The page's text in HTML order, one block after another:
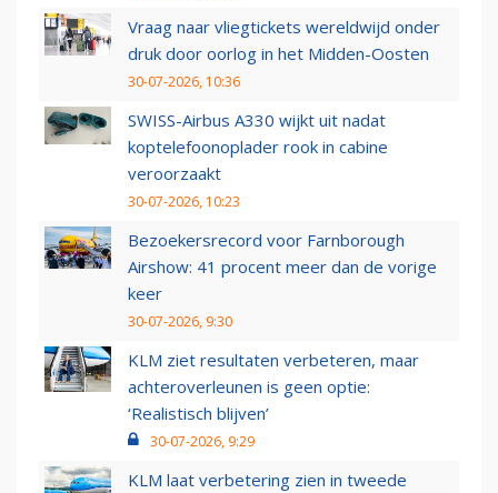
Vraag naar vliegtickets wereldwijd onder
druk door oorlog in het Midden-Oosten
30-07-2026, 10:36
SWISS-Airbus A330 wijkt uit nadat
koptelefoonoplader rook in cabine
veroorzaakt
30-07-2026, 10:23
Bezoekersrecord voor Farnborough
Airshow: 41 procent meer dan de vorige
keer
30-07-2026, 9:30
KLM ziet resultaten verbeteren, maar
achteroverleunen is geen optie:
‘Realistisch blijven’
30-07-2026, 9:29
KLM laat verbetering zien in tweede